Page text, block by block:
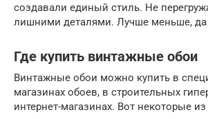
создавали единый стиль. Не
лишними деталями. Лучше меньше, да
Где купить винтажные обои
Винтажные обои можно купить в
магазинах обоев, в строительных
интернет-магазинах. Вот некоторые из